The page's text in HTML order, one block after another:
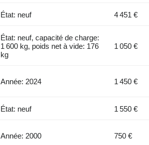
État: neuf 4 451 €
État: neuf, capacité de charge:
1 600 kg, poids net à vide: 176
kg
1 050 €
Année: 2024 1 450 €
État: neuf 1 550 €
Année: 2000 750 €